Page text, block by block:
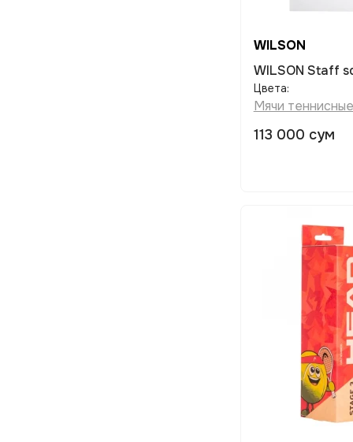
WILSON
WILSON Staff
Цвета:
Мячи теннисные
113 000 сум